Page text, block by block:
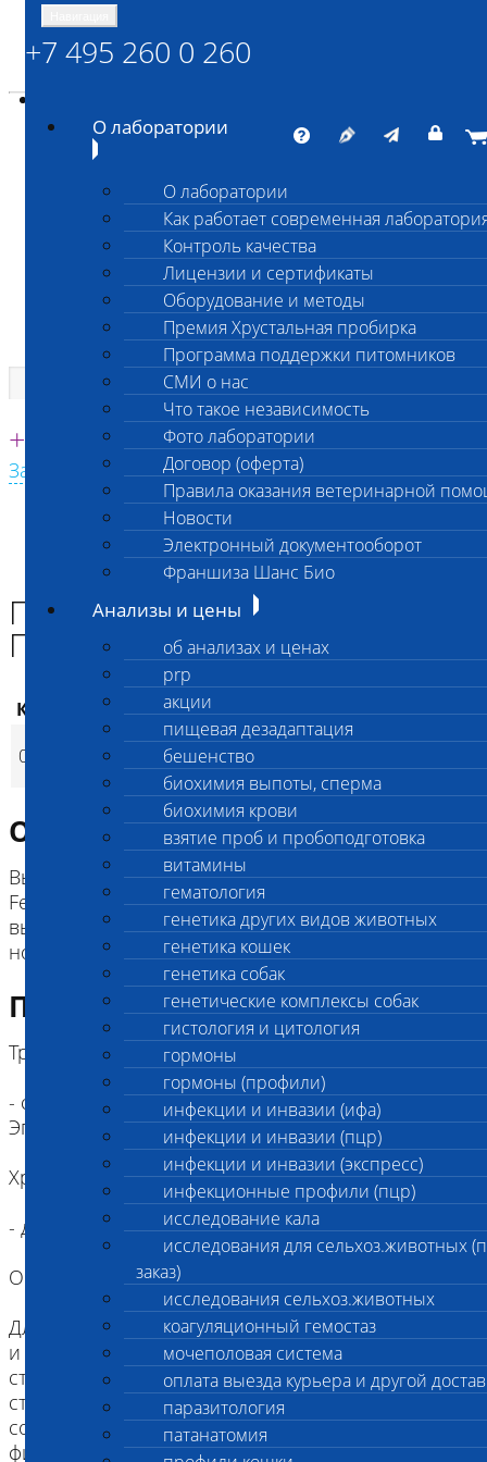
ШАНС БИО
Независимая ветеринарная лаборатория
Единая круглосуточная справочная
+7 495 260 0 260
Заказать звонок с сайта
+7 495 260 0 260
О лаборатории
О лаборатории
Как работает современная
Контроль качества
Лицензии и сертификаты
Оборудование и методы
Премия Хрустальная пробирка
Программа поддержки питомников
СМИ о нас
Что такое независимость
Фото лаборатории
Договор (оферта)
Правила оказания ветеринарной
Новости
Электронный документооборот
Франшиза Шанс Био
Анализы и цены
об анализах и ценах
prp
акции
пищевая дезадаптация
бешенство
биохимия выпоты, сперма
биохимия крови
взятие проб и пробоподготовка
витамины
гематология
генетика других видов животных
генетика кошек
генетика собак
генетические комплексы собак
гистология и цитология
гормоны
гормоны (профили)
инфекции и инвазии (ифа)
инфекции и инвазии (пцр)
инфекции и инвазии (экспресс)
инфекционные профили (пцр)
исследование кала
исследования для сельхоз.животных
заказ)
исследования сельхоз.животных
коагуляционный гемостаз
мочеполовая система
оплата выезда курьера и другой
паразитология
патанатомия
Главная страница
Анализы и цены
ИНФЕКЦИИ И ИНВАЗИИ (ПЦР)
Панлейкопения кошек (FPV) ПЦР
Панлейкопения кошек (FPV)
ПЦР
Код Наименование услуг
Цена, руб.
020
Панлейкопения
кошек (FPV) ПЦР
Описание исследования
Выявления ДНК парвовирусов (Canine parvovirus,
Feline panleukopenia virus, Mink enteritis virus),
вызывающих парвовирусный энтерит собак и
норок и панлейкопению кошек
Подготовка к исследованию
Требования к пробе:
- cмыв из прямой кишки в пробирку
Эппендорф+0,5 мл физ. раствора
Хранение проб:
- до 48 часов при +2-+8⁰С
Общие правила взятия смывов:
Для взятия материала со слизистой конъюнктивы
и носовой полости рекомендуется использовать
стерильные зонды с ватными тампонами и
стерильные пробирки объемом 1,5 мл,
содержащие 300 мкл стерильного
физиологического раствора. Зонд смочить в